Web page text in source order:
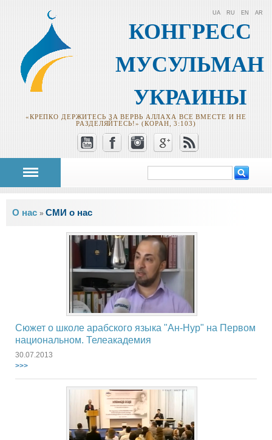
КОНГРЕСС
МУСУЛЬМАН
УКРАИНЫ
«КРЕПКО ДЕРЖИТЕСЬ ЗА ВЕРВЬ АЛЛАХА ВСЕ ВМЕСТЕ И НЕ
РАЗДЕЛЯЙТЕСЬ!» (КОРАН, 3:103)
UA RU EN AR
Форма поиска
Вы здесь
О нас » СМИ о нас
Сюжет о школе арабского языка "Ан-Нур" на Первом
национальном. Телеакадемия
30.07.2013
>>>